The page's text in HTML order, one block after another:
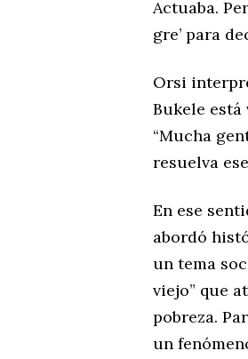
Actuaba.
gre’ para
Orsi
Bukele
“Mucha
resuelva
En ese
abordó
un tema
viejo” que
pobreza.
un